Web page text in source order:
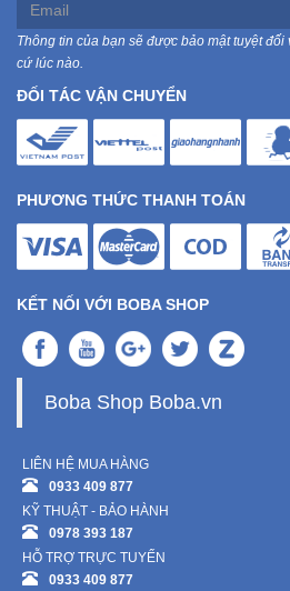
Thông tin của bạn sẽ được bảo mật tuyệt
cứ lúc nào.
ĐỐI TÁC VẬN CHUYỂN
PHƯƠNG THỨC THANH TOÁN
KẾT NỐI VỚI BOBA SHOP
Boba Shop Boba.vn
LIÊN HỆ MUA HÀNG
0933 409 877
KỸ THUẬT - BẢO HÀNH
0978 393 187
HỖ TRỢ TRỰC TUYẾN
0933 409 877